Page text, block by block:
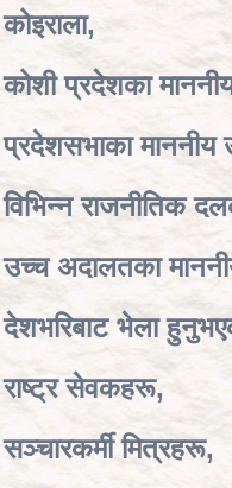
कोइराला,
कोशी प्रदेशका
प्रदेशसभाका
विभिन्न राजनीतिक
उच्च अदालतका
देशभरिबाट भेला
राष्ट्र सेवकहरू,
सञ्चारकर्मी मित्रहरू,